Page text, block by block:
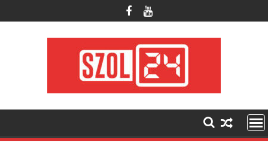
to